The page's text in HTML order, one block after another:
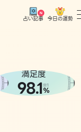
占い記事 今日の運勢
満足度
98.1※1
%